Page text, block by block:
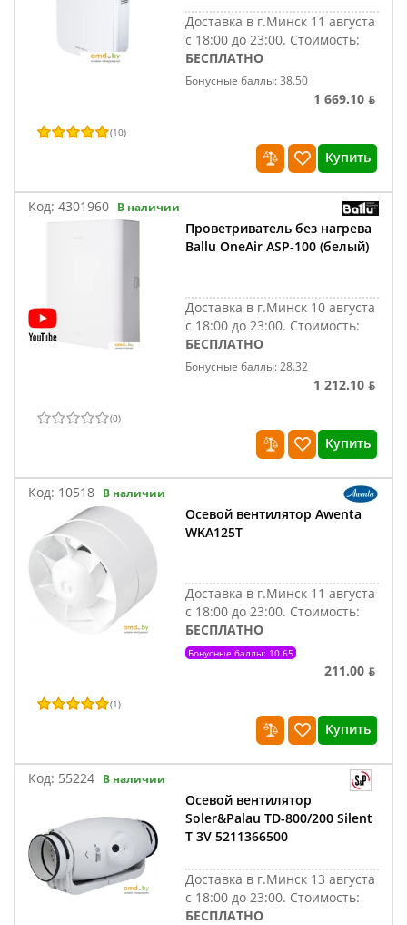
Доставка в г.Минск 11 августа
с 18:00 до 23:00. Стоимость:
БЕСПЛАТНО
Бонусные баллы: 38.50
1 669.10 ƃ
(10)
Купить
Код: 4301960 В наличии
Проветриватель без нагрева
Ballu OneAir ASP-100 (белый)
Доставка в г.Минск 10 августа
с 18:00 до 23:00. Стоимость:
БЕСПЛАТНО
Бонусные баллы: 28.32
1 212.10 ƃ
(0)
Купить
Код: 10518 В наличии
Осевой вентилятор Awenta
WKA125T
Доставка в г.Минск 11 августа
с 18:00 до 23:00. Стоимость:
БЕСПЛАТНО
Бонусные баллы: 10.65
211.00 ƃ
(1)
Купить
Код: 55224 В наличии
Осевой вентилятор
Soler&Palau TD-800/200 Silent
T 3V 5211366500
Доставка в г.Минск 13 августа
с 18:00 до 23:00. Стоимость:
БЕСПЛАТНО